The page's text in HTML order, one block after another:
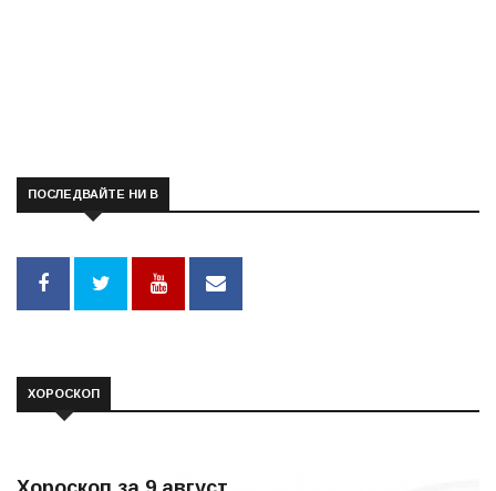
ПОСЛЕДВАЙТЕ НИ В
ХОРОСКОП